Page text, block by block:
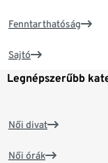
Fenntarthatóság
Sajtó
Legnépszerűbb
Női divat
Női órák